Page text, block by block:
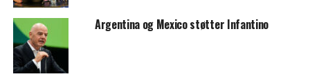
Argentina og Mexico støtter Infantino